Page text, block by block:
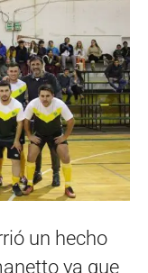
un hecho
ya que